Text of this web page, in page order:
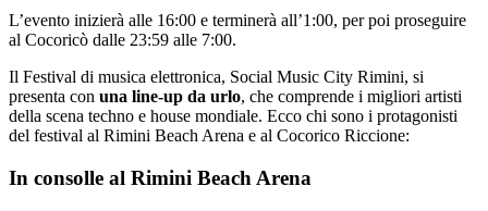
L’evento inizierà alle 16:00 e terminerà all’1:00, per poi proseguire
al Cocoricò dalle 23:59 alle 7:00.
Il Festival di musica elettronica, Social Music City Rimini, si
presenta con una line-up da urlo, che comprende i migliori artisti
della scena techno e house mondiale. Ecco chi sono i protagonisti
del festival al Rimini Beach Arena e al Cocorico Riccione:
In consolle al Rimini Beach Arena